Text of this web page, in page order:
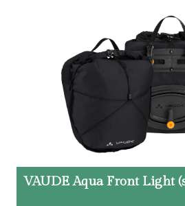
VAUDE Aqua Front Light